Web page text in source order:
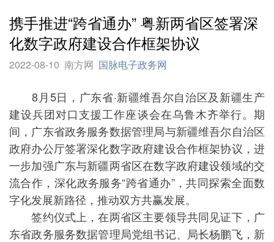
携手推进“跨省通办” 粤新两省区签署深
化数字政府建设合作框架协议
2022-08-10 南方网 国脉电子政务网
8月5日，广东省·新疆维吾尔自治区及新疆生产
建设兵团对口支援工作座谈会在乌鲁木齐举行。期
间，广东省政务服务数据管理局与新疆维吾尔自治区
政府办公厅签署深化数字政府建设合作框架协议，进
一步加强广东与新疆两省区在数字政府建设领域的交
流合作，深化政务服务“跨省通办”，共同探索全面数
字化发展新路径，推动双方共赢发展。
签约仪式上，在两省区主要领导共同见证下，广
东省政务服务数据管理局党组书记、局长杨鹏飞，新